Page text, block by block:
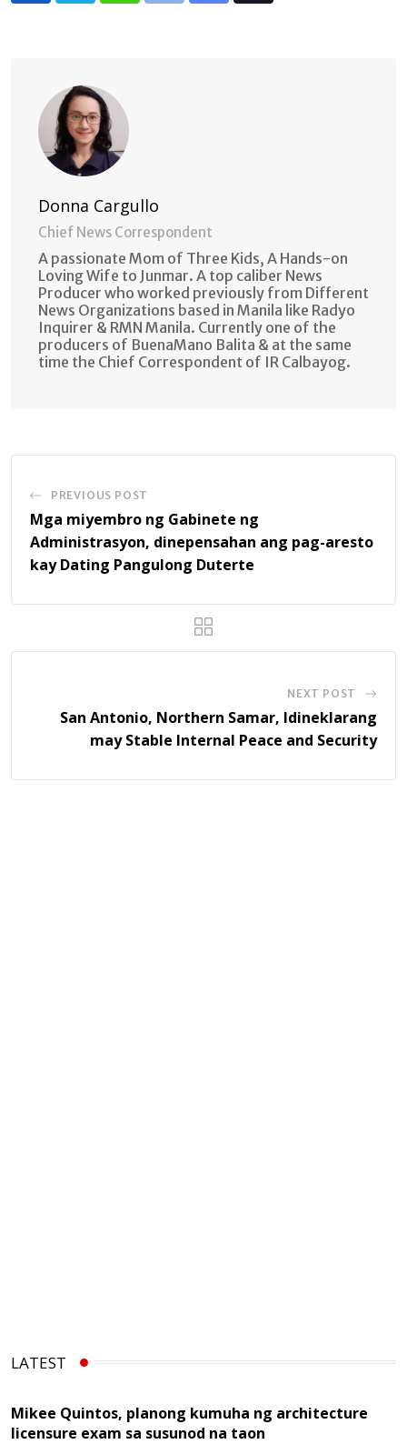
Donna Cargullo
Chief News Correspondent
A passionate Mom of Three Kids, A Hands-on
Loving Wife to Junmar. A top caliber News
Producer who worked previously from Different
News Organizations based in Manila like Radyo
Inquirer & RMN Manila. Currently one of the
producers of BuenaMano Balita & at the same
time the Chief Correspondent of IR Calbayog.
PREVIOUS POST
Mga miyembro ng Gabinete ng
Administrasyon, dinepensahan ang pag-aresto
kay Dating Pangulong Duterte
NEXT POST
San Antonio, Northern Samar, Idineklarang
may Stable Internal Peace and Security
LATEST
Mikee Quintos, planong kumuha ng architecture
licensure exam sa susunod na taon